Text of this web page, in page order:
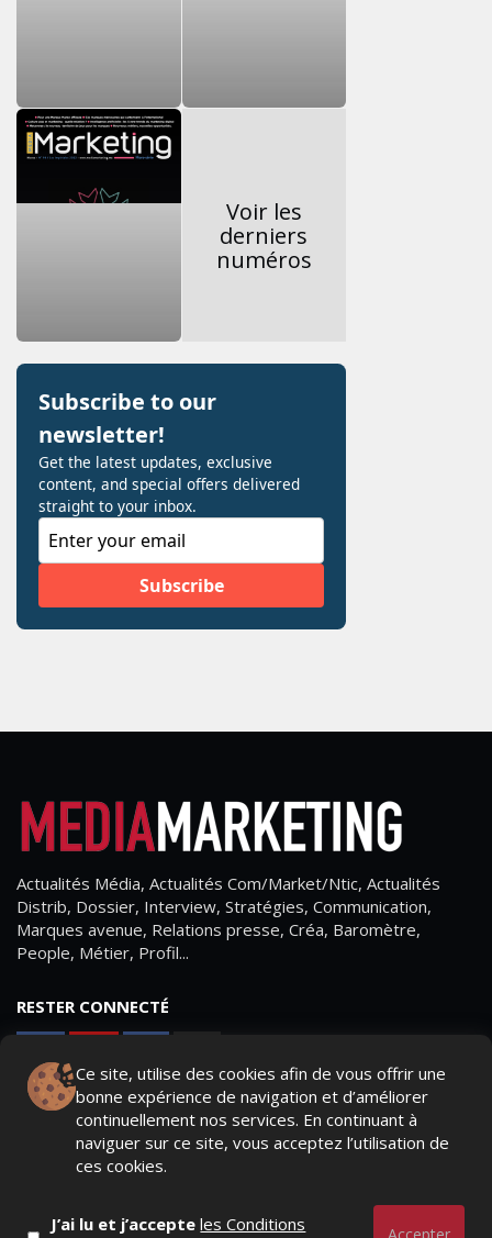
Voir les
derniers
numéros
Ce site, utilise des cookies afin de vous offrir une
bonne expérience de navigation et d’améliorer
continuellement nos services. En continuant à
naviguer sur ce site, vous acceptez l’utilisation de
ces cookies.
J’ai lu et j’accepteles Conditions
Actualités Média, Actualités Com/Market/Ntic, Actualités
Distrib, Dossier, Interview, Stratégies, Communication,
Marques avenue, Relations presse, Créa, Baromètre,
People, Métier, Profil...
RESTER CONNECTÉ
PAGES
- Page d'accueil